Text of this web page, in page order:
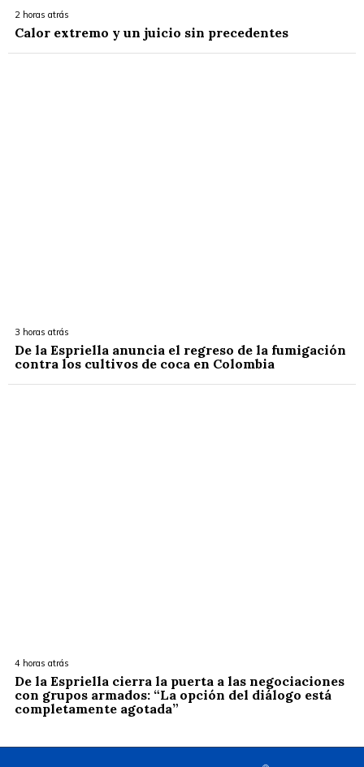
2 horas atrás
Calor extremo y un juicio sin precedentes
3 horas atrás
De la Espriella anuncia el regreso de la fumigación
contra los cultivos de coca en Colombia
4 horas atrás
De la Espriella cierra la puerta a las negociaciones
con grupos armados: “La opción del diálogo está
completamente agotada”